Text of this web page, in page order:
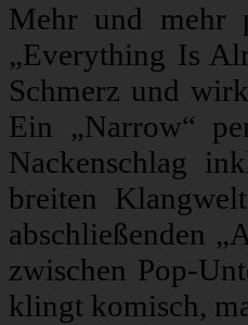
Mehr und mehr
„Everything Is
Schmerz und
Ein „Narrow“
Nackenschlag
breiten
abschließenden
zwischen Pop-
klingt komisch,